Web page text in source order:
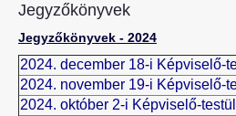
Jegyzőkönyvek
Jegyzőkönyvek - 2024
2024. december 18-i Képviselő-
2024. november 19-i Képviselő-
2024. október 2-i Képviselő-